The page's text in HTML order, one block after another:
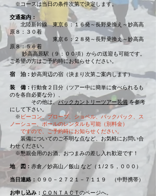
※コースは当日の条件次第で決定します。
交通案内：
北陸新幹線 東京６：１６発～長野乗換え～妙高高
原８：３０着
東京６：２８発～長野乗換え～妙高高
原８：５６着
妙高高原駅（９：００頃）からの送迎も可能です。
ご希望の方はご予約時にお知らせください。
宿 泊： 妙高周辺の宿（決まり次第ご案内します）
装 備： 行動食２日分（ツアー中に簡単に食べられるも
のを各自必要な分）、
その他は、バックカントリーツアー装備 を参考
にして下さい。
※ ビーコン、プローブ、ショベル、バックパック、ス
ノーシュー、ポールのレンタルも可能（別料金）
ですので、ご予約時にお知らせください。
装備についてのご不明な点など、お気軽にお問い合
わせください。
※懇親会用のお酒、おつまみの差し入れ歓迎です！
地 図： 赤倉／妙高山／飯山 など（１/２５，０００）
当日連絡： ０９０－２７２１－７１１９ （中野携帯）
お申し込み： ＣＯＮＴＡＣＴのページへ。